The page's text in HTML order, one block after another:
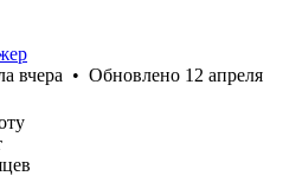
вчера • Обновлено 12 апреля